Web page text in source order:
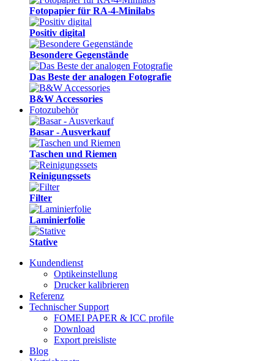
Fotopapier für RA-4-Minilabs
Positiv digital
Besondere Gegenstände
Das Beste der analogen Fotografie
B&W Accessories
Fotozubehör
Basar - Ausverkauf
Taschen und Riemen
Reinigungssets
Filter
Laminierfolie
Stative
Kundendienst
Optikeinstellung
Drucker kalibrieren
Referenz
Technischer Support
FOMEI PAPER & ICC profile
Download
Export preisliste
Blog